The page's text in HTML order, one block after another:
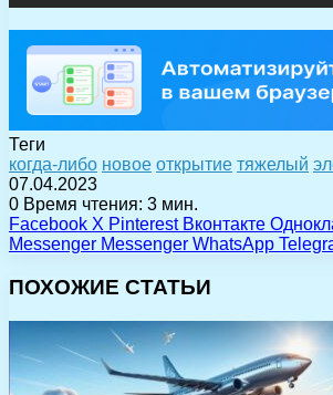
Теги
когда-либо новое открытие тяжелый
07.04.2023
0 Время чтения: 3 мин.
Facebook X Pinterest Вконтакте
Messenger Messenger WhatsApp
ПОХОЖИЕ СТАТЬИ